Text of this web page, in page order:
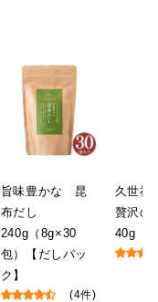
旨味豊かな 昆
布だし
240g（8g×30
包）【だしパッ
ク】
(4件)
久世
贅沢
40g（